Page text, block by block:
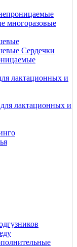
многоразовые
Сердечки
лактационных и
лактационных и